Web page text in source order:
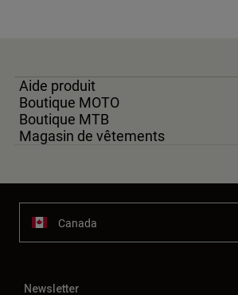
Aide produit
Boutique MOTO
Boutique MTB
Magasin de vêtements
Canada
Newsletter